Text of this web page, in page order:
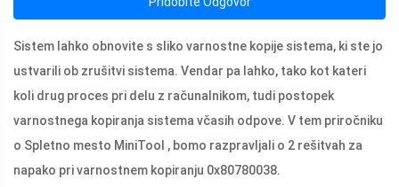
Sistem lahko obnovite s sliko varnostne kopije sistema, ki ste jo
ustvarili ob zrušitvi sistema. Vendar pa lahko, tako kot kateri
koli drug proces pri delu z računalnikom, tudi postopek
varnostnega kopiranja sistema včasih odpove. V tem priročniku
o Spletno mesto MiniTool , bomo razpravljali o 2 rešitvah za
napako pri varnostnem kopiranju 0x80780038.